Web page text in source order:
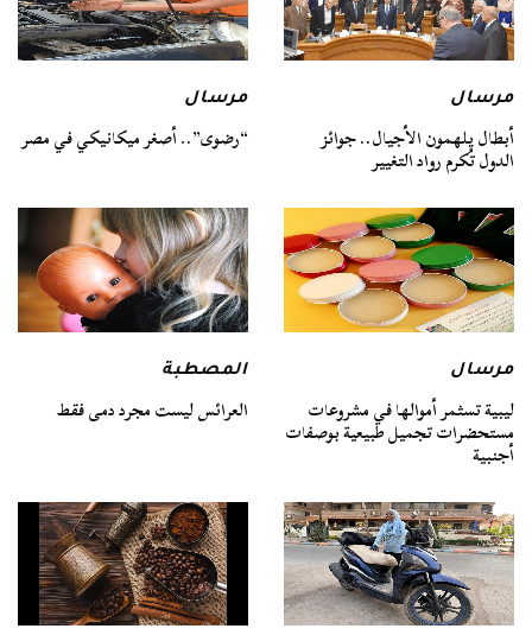
مرسال
أبطال يلهمون الأجيال.. جوائز
الدول تُكرم رواد التغيير
مرسال
“رضوى”.. أصغر ميكانيكي في مصر
مرسال
ليبية تسثمر أموالها في مشروعات
مستحضرات تجميل طبيعية بوصفات
أجنبية
المصطبة
العرائس ليست مجرد دمى فقط